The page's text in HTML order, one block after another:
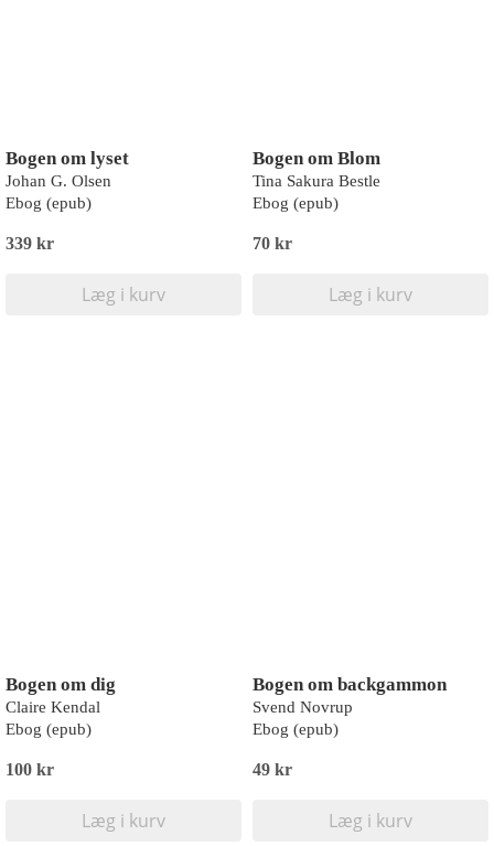
Bogen om lyset
Johan G. Olsen
Ebog (epub)
339 kr
Læg i kurv
Bogen om Blom
Tina Sakura Bestle
Ebog (epub)
70 kr
Læg i kurv
Bogen om dig
Claire Kendal
Ebog (epub)
100 kr
Læg i kurv
Bogen om backgammon
Svend Novrup
Ebog (epub)
49 kr
Læg i kurv